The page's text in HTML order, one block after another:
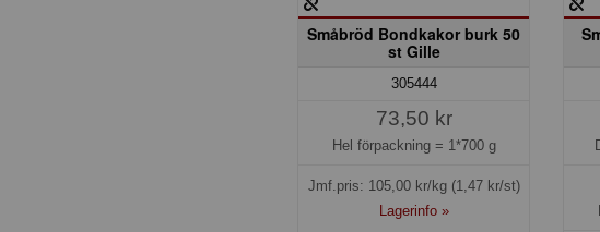
Småbröd Bondkakor burk 50
st Gille
305444
73,50 kr
Hel förpackning = 1*700 g
Jmf.pris: 105,00kr/kg (1,47 kr/st)
Lagerinfo »